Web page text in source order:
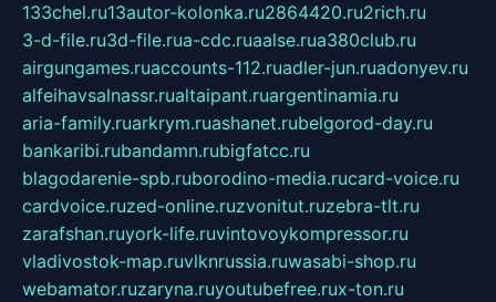
133chel.ru13autor-kolonka.ru2864420.ru2rich.ru
3-d-file.ru3d-file.rua-cdc.ruaalse.rua380club.ru
airgungames.ruaccounts-112.ruadler-jun.ruadonyev.ru
alfeihavsalnassr.rualtaipant.ruargentinamia.ru
aria-family.ruarkrym.ruashanet.rubelgorod-day.ru
bankaribi.rubandamn.rubigfatcc.ru
blagodarenie-spb.ruborodino-media.rucard-voice.ru
cardvoice.ruzed-online.ruzvonitut.ruzebra-tlt.ru
zarafshan.ruyork-life.ruvintovoykompressor.ru
vladivostok-map.ruvlknrussia.ruwasabi-shop.ru
webamator.ruzaryna.ruyoutubefree.rux-ton.ru